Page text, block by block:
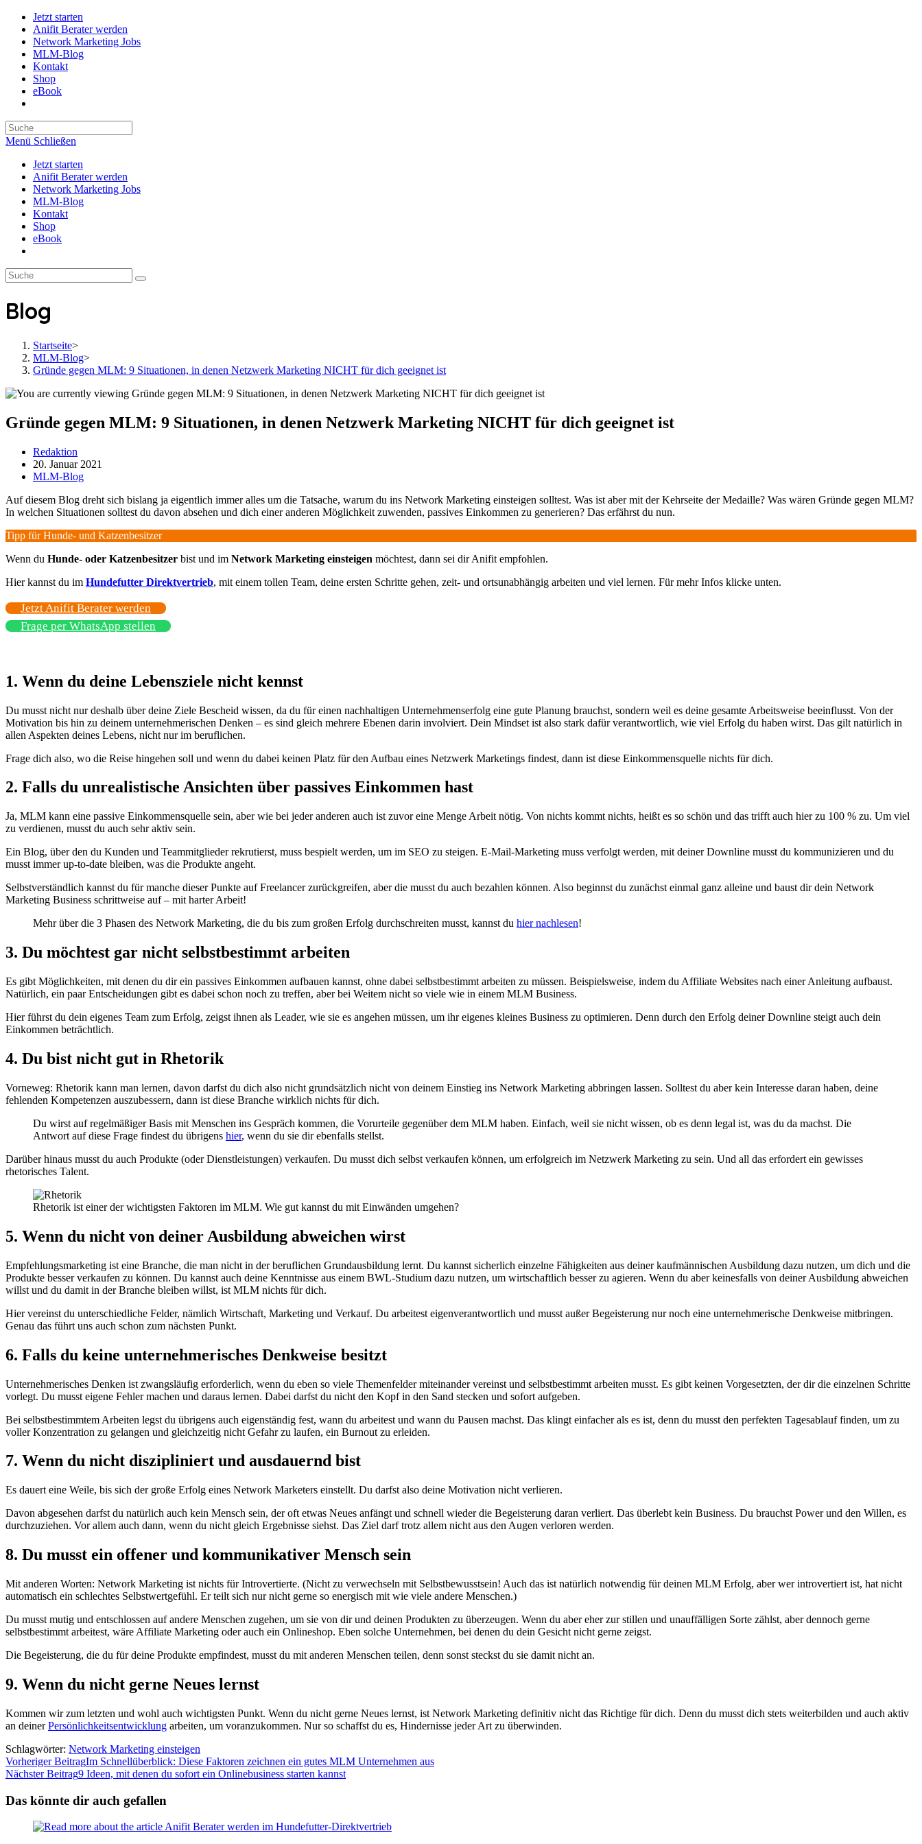
Zum
Inhalt
springen
Jetzt starten
Anifit Berater werden
Network Marketing Jobs
MLM-Blog
Kontakt
Shop
eBook
Search
this
Menü Schließen
Jetzt starten
Anifit Berater werden
Network Marketing Jobs
MLM-Blog
Kontakt
Shop
eBook
Blog
Startseite>
MLM-Blog>
Gründe gegen MLM: 9 Situationen, in denen Netzwerk Marketing NICHT für dich geeignet ist
Gründe gegen MLM: 9 Situationen, in denen Netzwerk Marketing NICHT für dich geeignet ist
Beitrags-
Autor:
Redaktion
Beitrag
veröffentlicht:
20. Januar 2021
Beitrags-
MLM-Blog
Auf diesem Blog dreht sich bislang ja eigentlich immer alles um die Tatsache, warum du ins Network Marketing einsteigen solltest. Was ist aber mit der Kehrseite der Medaille? Was wären Gründe gegen MLM?
In welchen Situationen solltest du davon absehen und dich einer anderen Möglichkeit zuwenden, passives Einkommen zu generieren? Das erfährst du nun.
Tipp für Hunde- und Katzenbesitzer
Wenn du Hunde- oder Katzenbesitzer bist und im Network Marketing einsteigen möchtest, dann sei dir Anifit empfohlen.
Hier kannst du im Hundefutter Direktvertrieb, mit einem tollen Team, deine ersten Schritte gehen, zeit- und ortsunabhängig arbeiten und viel lernen. Für mehr Infos klicke unten.
Jetzt Anifit Berater werden
Frage per WhatsApp stellen
1. Wenn du deine Lebensziele nicht kennst
Du musst nicht nur deshalb über deine Ziele Bescheid wissen, da du für einen nachhaltigen Unternehmenserfolg eine gute Planung brauchst, sondern weil es deine gesamte Arbeitsweise beeinflusst. Von der
Motivation bis hin zu deinem unternehmerischen Denken – es sind gleich mehrere Ebenen darin involviert. Dein Mindset ist also stark dafür verantwortlich, wie viel Erfolg du haben wirst. Das gilt natürlich in
allen Aspekten deines Lebens, nicht nur im beruflichen.
Frage dich also, wo die Reise hingehen soll und wenn du dabei keinen Platz für den Aufbau eines Netzwerk Marketings findest, dann ist diese Einkommensquelle nichts für dich.
2. Falls du unrealistische Ansichten über passives Einkommen hast
Ja, MLM kann eine passive Einkommensquelle sein, aber wie bei jeder anderen auch ist zuvor eine Menge Arbeit nötig. Von nichts kommt nichts, heißt es so schön und das trifft auch hier zu 100 % zu. Um viel
zu verdienen, musst du auch sehr aktiv sein.
Ein Blog, über den du Kunden und Teammitglieder rekrutierst, muss bespielt werden, um im SEO zu steigen. E-Mail-Marketing muss verfolgt werden, mit deiner Downline musst du kommunizieren und du
musst immer up-to-date bleiben, was die Produkte angeht.
Selbstverständlich kannst du für manche dieser Punkte auf Freelancer zurückgreifen, aber die musst du auch bezahlen können. Also beginnst du zunächst einmal ganz alleine und baust dir dein Network
Marketing Business schrittweise auf – mit harter Arbeit!
Mehr über die 3 Phasen des Network Marketing, die du bis zum großen Erfolg durchschreiten musst, kannst du hier nachlesen!
3. Du möchtest gar nicht selbstbestimmt arbeiten
Es gibt Möglichkeiten, mit denen du dir ein passives Einkommen aufbauen kannst, ohne dabei selbstbestimmt arbeiten zu müssen. Beispielsweise, indem du Affiliate Websites nach einer Anleitung aufbaust.
Natürlich, ein paar Entscheidungen gibt es dabei schon noch zu treffen, aber bei Weitem nicht so viele wie in einem MLM Business.
Hier führst du dein eigenes Team zum Erfolg, zeigst ihnen als Leader, wie sie es angehen müssen, um ihr eigenes kleines Business zu optimieren. Denn durch den Erfolg deiner Downline steigt auch dein
Einkommen beträchtlich.
4. Du bist nicht gut in Rhetorik
Vorneweg: Rhetorik kann man lernen, davon darfst du dich also nicht grundsätzlich nicht von deinem Einstieg ins Network Marketing abbringen lassen. Solltest du aber kein Interesse daran haben, deine
fehlenden Kompetenzen auszubessern, dann ist diese Branche wirklich nichts für dich.
Du wirst auf regelmäßiger Basis mit Menschen ins Gespräch kommen, die Vorurteile gegenüber dem MLM haben. Einfach, weil sie nicht wissen, ob es denn legal ist, was du da machst. Die
Antwort auf diese Frage findest du übrigens hier, wenn du sie dir ebenfalls stellst.
Darüber hinaus musst du auch Produkte (oder Dienstleistungen) verkaufen. Du musst dich selbst verkaufen können, um erfolgreich im Netzwerk Marketing zu sein. Und all das erfordert ein gewisses
rhetorisches Talent.
Rhetorik ist einer der wichtigsten Faktoren im MLM. Wie gut kannst du mit Einwänden umgehen?
5. Wenn du nicht von deiner Ausbildung abweichen wirst
Empfehlungsmarketing ist eine Branche, die man nicht in der beruflichen Grundausbildung lernt. Du kannst sicherlich einzelne Fähigkeiten aus deiner kaufmännischen Ausbildung dazu nutzen, um dich und die
Produkte besser verkaufen zu können. Du kannst auch deine Kenntnisse aus einem BWL-Studium dazu nutzen, um wirtschaftlich besser zu agieren. Wenn du aber keinesfalls von deiner Ausbildung abweichen
willst und du damit in der Branche bleiben willst, ist MLM nichts für dich.
Hier vereinst du unterschiedliche Felder, nämlich Wirtschaft, Marketing und Verkauf. Du arbeitest eigenverantwortlich und musst außer Begeisterung nur noch eine unternehmerische Denkweise mitbringen.
Genau das führt uns auch schon zum nächsten Punkt.
6. Falls du keine unternehmerisches Denkweise besitzt
Unternehmerisches Denken ist zwangsläufig erforderlich, wenn du eben so viele Themenfelder miteinander vereinst und selbstbestimmt arbeiten musst. Es gibt keinen Vorgesetzten, der dir die einzelnen Schritte
vorlegt. Du musst eigene Fehler machen und daraus lernen. Dabei darfst du nicht den Kopf in den Sand stecken und sofort aufgeben.
Bei selbstbestimmtem Arbeiten legst du übrigens auch eigenständig fest, wann du arbeitest und wann du Pausen machst. Das klingt einfacher als es ist, denn du musst den perfekten Tagesablauf finden, um zu
voller Konzentration zu gelangen und gleichzeitig nicht Gefahr zu laufen, ein Burnout zu erleiden.
7. Wenn du nicht diszipliniert und ausdauernd bist
Es dauert eine Weile, bis sich der große Erfolg eines Network Marketers einstellt. Du darfst also deine Motivation nicht verlieren.
Davon abgesehen darfst du natürlich auch kein Mensch sein, der oft etwas Neues anfängt und schnell wieder die Begeisterung daran verliert. Das überlebt kein Business. Du brauchst Power und den Willen, es
durchzuziehen. Vor allem auch dann, wenn du nicht gleich Ergebnisse siehst. Das Ziel darf trotz allem nicht aus den Augen verloren werden.
8. Du musst ein offener und kommunikativer Mensch sein
Mit anderen Worten: Network Marketing ist nichts für Introvertierte. (Nicht zu verwechseln mit Selbstbewusstsein! Auch das ist natürlich notwendig für deinen MLM Erfolg, aber wer introvertiert ist, hat nicht
automatisch ein schlechtes Selbstwertgefühl. Er teilt sich nur nicht gerne so energisch mit wie viele andere Menschen.)
Du musst mutig und entschlossen auf andere Menschen zugehen, um sie von dir und deinen Produkten zu überzeugen. Wenn du aber eher zur stillen und unauffälligen Sorte zählst, aber dennoch gerne
selbstbestimmt arbeitest, wäre Affiliate Marketing oder auch ein Onlineshop. Eben solche Unternehmen, bei denen du dein Gesicht nicht gerne zeigst.
Die Begeisterung, die du für deine Produkte empfindest, musst du mit anderen Menschen teilen, denn sonst steckst du sie damit nicht an.
9. Wenn du nicht gerne Neues lernst
Kommen wir zum letzten und wohl auch wichtigsten Punkt. Wenn du nicht gerne Neues lernst, ist Network Marketing definitiv nicht das Richtige für dich. Denn du musst dich stets weiterbilden und auch aktiv
an deinerPersönlichkeitsentwicklung arbeiten, um voranzukommen. Nur so schaffst du es, Hindernisse jeder Art zu überwinden.
Schlagwörter: Network Marketing einsteigen
Weitere
Artikel
ansehen
Vorheriger BeitragIm Schnellüberblick: Diese Faktoren zeichnen ein gutes MLM Unternehmen aus
Nächster Beitrag9 Ideen, mit denen du sofort ein Onlinebusiness starten kannst
Das könnte dir auch gefallen